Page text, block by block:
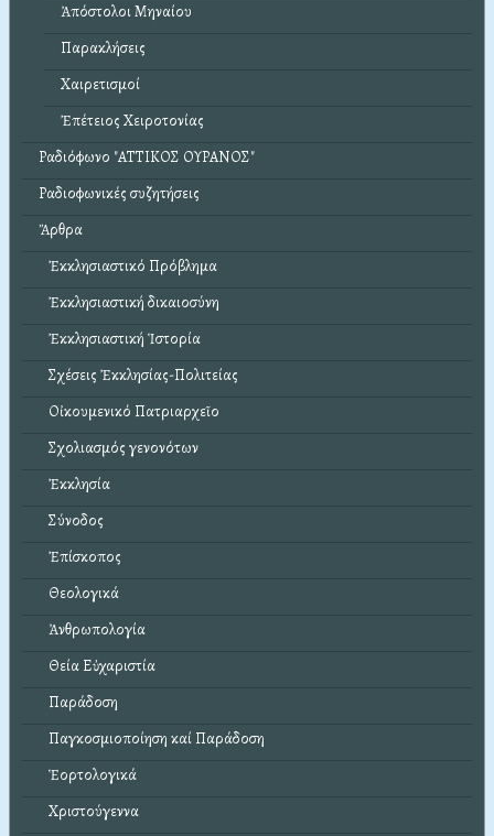
Ἀπόστολοι Μηναίου
Παρακλήσεις
Χαιρετισμοί
Ἐπέτειος Χειροτονίας
Ραδιόφωνο "ΑΤΤΙΚΟΣ ΟΥΡΑΝΟΣ"
Ραδιοφωνικές συζητήσεις
Ἄρθρα
Ἐκκλησιαστικό Πρόβλημα
Ἐκκλησιαστική δικαιοσύνη
Ἐκκλησιαστική Ἱστορία
Σχέσεις Ἐκκλησίας-Πολιτείας
Οἰκουμενικό Πατριαρχεῖο
Σχολιασμός γενονότων
Ἐκκλησία
Σύνοδος
Ἐπίσκοπος
Θεολογικά
Ἀνθρωπολογία
Θεία Εὐχαριστία
Παράδοση
Παγκοσμιοποίηση καί Παράδοση
Ἑορτολογικά
Χριστούγεννα